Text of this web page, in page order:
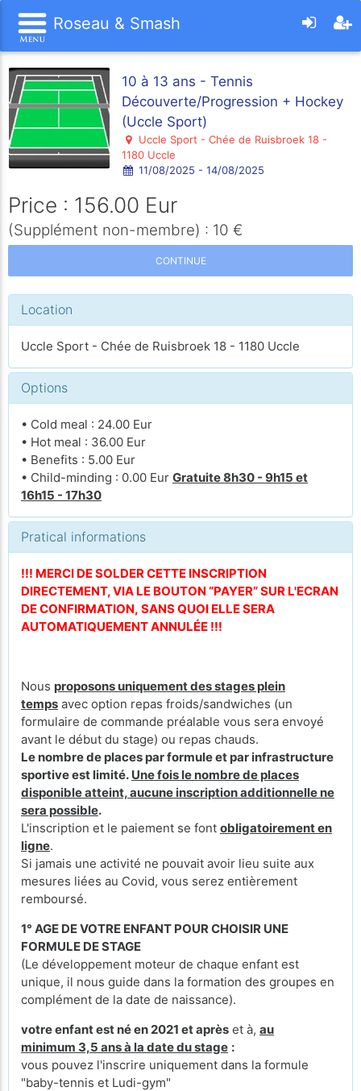
Roseau & Smash
10 à 13 ans - Tennis
Découverte/Progression + Hockey
(Uccle Sport)
Uccle Sport - Chée de Ruisbroek 18 -
1180 Uccle
11/08/2025 - 14/08/2025
Price : 156.00 Eur
(Supplément non-membre) : 10 €
CONTINUE
Location
Uccle Sport - Chée de Ruisbroek 18 - 1180 Uccle
Options
• Cold meal : 24.00 Eur
• Hot meal : 36.00 Eur
• Benefits : 5.00 Eur
• Child-minding : 0.00 Eur Gratuite 8h30 - 9h15 et
16h15 - 17h30
Pratical informations
!!! MERCI DE SOLDER CETTE INSCRIPTION
DIRECTEMENT, VIA LE BOUTON “PAYER” SUR L'ECRAN
DE CONFIRMATION, SANS QUOI ELLE SERA
AUTOMATIQUEMENT ANNULÉE !!!
Nous proposons uniquement des stages plein
temps avec option repas froids/sandwiches (un
formulaire de commande préalable vous sera envoyé
avant le début du stage) ou repas chauds.
Le nombre de places par formule et par infrastructure
sportive est limité. Une fois le nombre de places
disponible atteint, aucune inscription additionnelle ne
sera possible.
L'inscription et le paiement se font obligatoirement en
ligne.
Si jamais une activité ne pouvait avoir lieu suite aux
mesures liées au Covid, vous serez entièrement
remboursé.
1° AGE DE VOTRE ENFANT POUR CHOISIR UNE
FORMULE DE STAGE
(Le développement moteur de chaque enfant est
unique, il nous guide dans la formation des groupes en
complément de la date de naissance).
votre enfant est né en 2021 et après et à, au
minimum 3,5 ans à la date du stage :
vous pouvez l'inscrire uniquement dans la formule
"baby-tennis et Ludi-gym"